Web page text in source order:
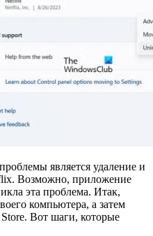
является удаление и
Возможно, приложение
эта проблема. Итак,
компьютера, а затем
Вот шаги, которые